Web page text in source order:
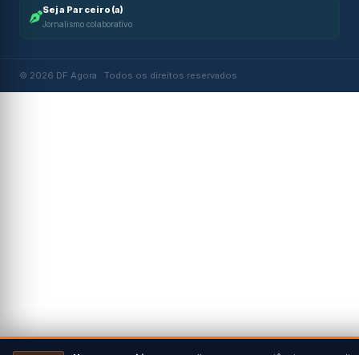
Seja Parceiro(a)
Jornalismo colaborativo
© 2026 DF Agora · Todos os direitos reservados